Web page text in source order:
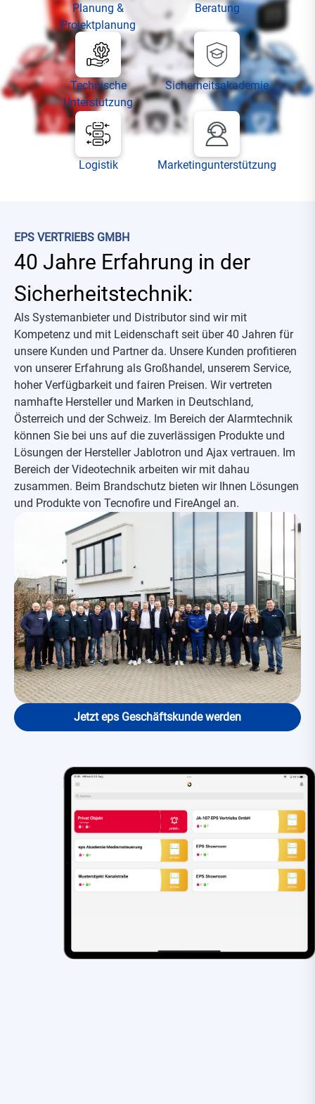
Planung &
Projektplanung
Technische
Unterstützung
Logistik
Beratung
Sicherheitsakademie
Marketingunterstützung
EPS VERTRIEBS GMBH
40 Jahre Erfahrung in der
Sicherheitstechnik:
Als Systemanbieter und Distributor sind wir mit
Kompetenz und mit Leidenschaft seit über 40 Jahren für
unsere Kunden und Partner da. Unsere Kunden profitieren
von unserer Erfahrung als Großhandel, unserem Service,
hoher Verfügbarkeit und fairen Preisen. Wir vertreten
namhafte Hersteller und Marken in Deutschland,
Österreich und der Schweiz. Im Bereich der Alarmtechnik
können Sie bei uns auf die zuverlässigen Produkte und
Lösungen der Hersteller Jablotron und Ajax vertrauen. Im
Bereich der Videotechnik arbeiten wir mit dahau
zusammen. Beim Brandschutz bieten wir Ihnen Lösungen
und Produkte von Tecnofire und FireAngel an.
Jetzt eps Geschäftskunde werden